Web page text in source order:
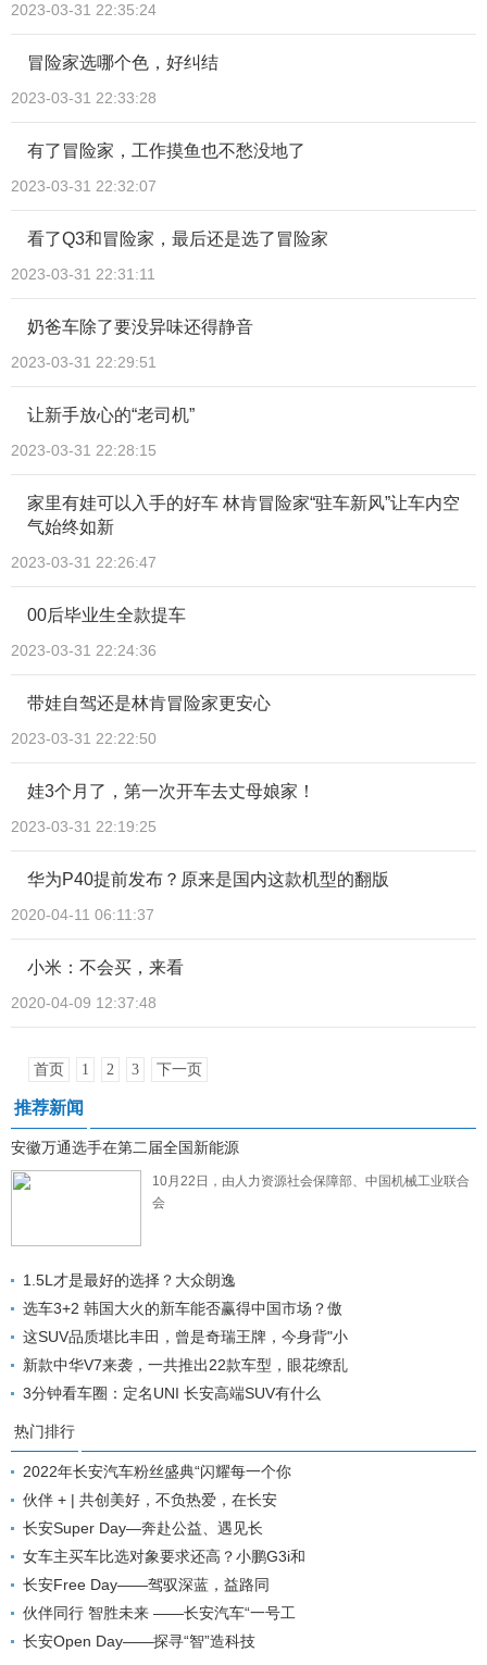
2023-03-31 22:35:24
冒险家选哪个色，好纠结
2023-03-31 22:33:28
有了冒险家，工作摸鱼也不愁没地了
2023-03-31 22:32:07
看了Q3和冒险家，最后还是选了冒险家
2023-03-31 22:31:11
奶爸车除了要没异味还得静音
2023-03-31 22:29:51
让新手放心的“老司机”
2023-03-31 22:28:15
家里有娃可以入手的好车 林肯冒险家“驻车新风”让车内空
气始终如新
2023-03-31 22:26:47
00后毕业生全款提车
2023-03-31 22:24:36
带娃自驾还是林肯冒险家更安心
2023-03-31 22:22:50
娃3个月了，第一次开车去丈母娘家！
2023-03-31 22:19:25
华为P40提前发布？原来是国内这款机型的翻版
2020-04-11 06:11:37
小米：不会买，来看
2020-04-09 12:37:48
首页 1 2 3 下一页
推荐新闻
安徽万通选手在第二届全国新能源
10月22日，由人力资源社会保障部、中国机械工业联合
会
1.5L才是最好的选择？大众朗逸
选车3+2 韩国大火的新车能否赢得中国市场？傲
这SUV品质堪比丰田，曾是奇瑞王牌，今身背"小
新款中华V7来袭，一共推出22款车型，眼花缭乱
3分钟看车圈：定名UNI 长安高端SUV有什么
热门排行
2022年长安汽车粉丝盛典“闪耀每一个你
伙伴 + | 共创美好，不负热爱，在长安
长安Super Day—奔赴公益、遇见长
女车主买车比选对象要求还高？小鹏G3i和
长安Free Day——驾驭深蓝，益路同
伙伴同行 智胜未来 ——长安汽车“一号工
长安Open Day——探寻“智”造科技